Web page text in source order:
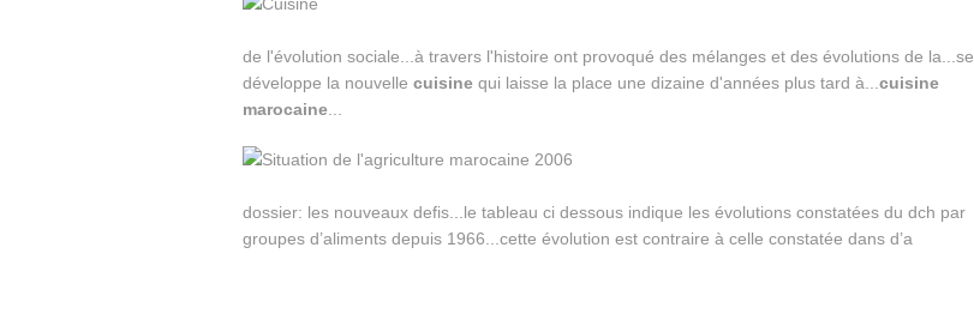
de l'évolution sociale...à travers l'histoire ont provoqué des mélanges et des évolutions de la...se
développe la nouvelle cuisinequi laisse la place une dizaine d'années plus tard à... cuisine
marocaine...
dossier: les nouveaux defis...le tableau ci dessous indique les évolutions constatées du dch par
groupes d’aliments depuis 1966...cette évolution est contraire à celle constatée dans d’a